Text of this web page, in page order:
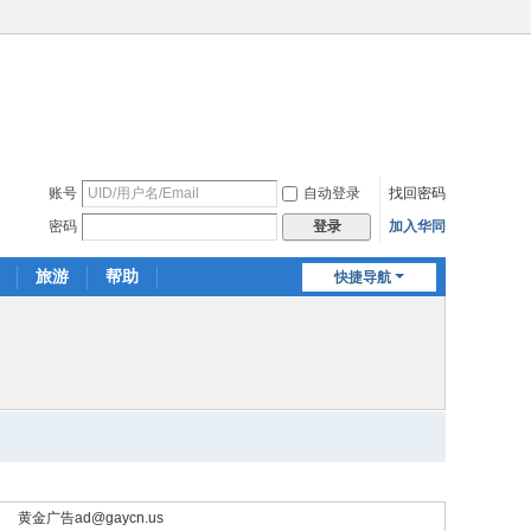
账号 自动登录
找回密码
密码
登录 加入华同
快捷导航
旅游 帮助
黄金广告ad@gaycn.us